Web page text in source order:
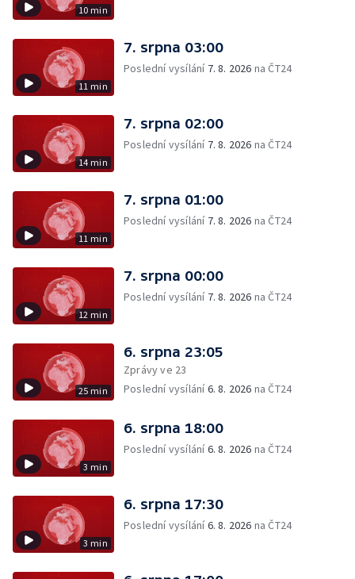
10 min
11 min
7. srpna 03:00
Poslední vysílání 7. 8. 2026 na ČT24
14 min
7. srpna 02:00
Poslední vysílání 7. 8. 2026 na ČT24
11 min
7. srpna 01:00
Poslední vysílání 7. 8. 2026 na ČT24
12 min
7. srpna 00:00
Poslední vysílání 7. 8. 2026 na ČT24
25 min
6. srpna 23:05
Zprávy ve 23
Poslední vysílání6. 8. 2026 na ČT24
3 min
6. srpna 18:00
Poslední vysílání6. 8. 2026 na ČT24
3 min
6. srpna 17:30
Poslední vysílání6. 8. 2026 na ČT24